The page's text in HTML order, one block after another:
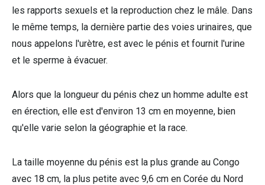
les rapports sexuels et la reproduction chez le mâle. Dans
le même temps, la dernière partie des voies urinaires, que
nous appelons l'urètre, est avec le pénis et fournit l'urine
et le sperme à évacuer.
Alors que la longueur du pénis chez un homme adulte est
en érection, elle est d'environ 13 cm en moyenne, bien
qu'elle varie selon la géographie et la race.
La taille moyenne du pénis est la plus grande au Congo
avec 18 cm, la plus petite avec 9,6 cm en Corée du Nord